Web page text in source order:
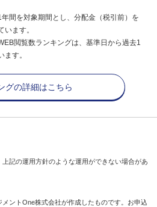
間を対象期間とし、分配金（税引前）を
ます。
閲覧数ランキングは、基準日から過去1
す。
グの詳細はこちら
記の運用方針のような運用ができない場合があ
ントOne株式会社が作成したものです。お申込